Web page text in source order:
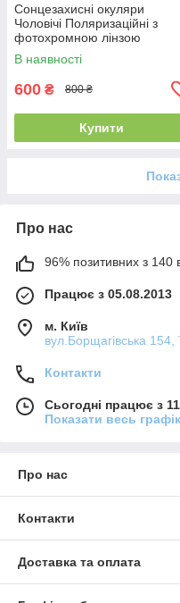
Сонцезахисні окуляри
Чоловічі Поляризаційні з
фотохромною лінзою
Polarized сірий (328)
В наявності
600 ₴ 800 ₴
Купити
Про нас
96% позитивних з 140
Працює з 05.08.2013
м. Київ
вул.Борщагівська
Контакти
Сьогодні працює з
Показати весь
Про нас
Контакти
Доставка та оплата